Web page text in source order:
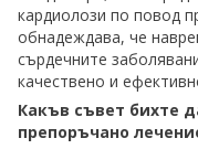
кардиолози по повод
обнадеждава, че
сърдечните
качествено и
Какъв съвет бихте
препоръчано